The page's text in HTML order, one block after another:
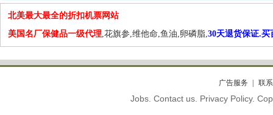
北美最大最全的折扣机票网站
美国名厂保健品一级代理,花旗参,维他命,鱼油,卵磷脂,30天退货保证.买
广告服务 联
Jobs. Contact us. Privacy Policy.